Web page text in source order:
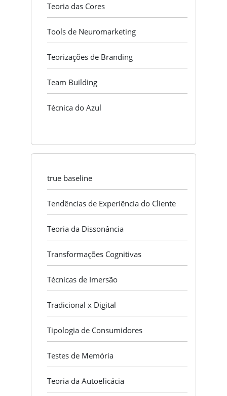
Teoria das Cores
Tools de Neuromarketing
Teorizações de Branding
Team Building
Técnica do Azul
true baseline
Tendências de Experiência do Cliente
Teoria da Dissonância
Transformações Cognitivas
Técnicas de Imersão
Tradicional x Digital
Tipologia de Consumidores
Testes de Memória
Teoria da Autoeficácia